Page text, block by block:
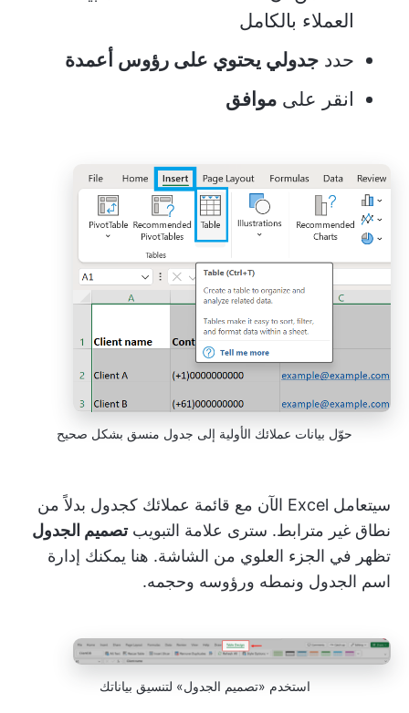
العملاء بالكامل
حدد جدولي يحتوي على رؤوس أعمدة
انقر على موافق
حوّل بيانات عملائك الأولية إلى جدول منسق بشكل صحيح
سيتعامل Excel الآن مع قائمة عملائك كجدول بدلاً من
نطاق غير مترابط. سترى علامة التبويبتصميم الجدول
تظهر في الجزء العلوي من الشاشة. هنا يمكنك إدارة
اسم الجدول ونمطه ورؤوسه وحجمه.
استخدم «تصميم الجدول» لتنسيق بياناتك